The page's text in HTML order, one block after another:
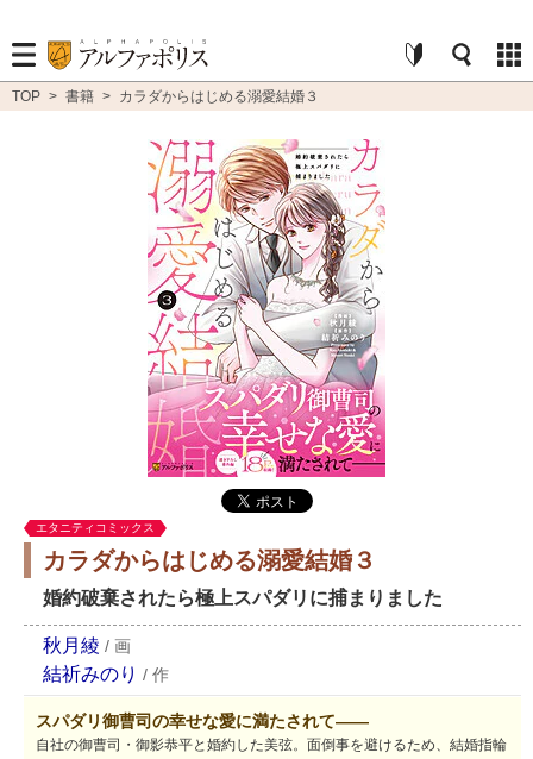
TOP > 書籍 > カラダからはじめる溺愛結婚３
エタニティコミックス
カラダからはじめる溺愛結婚３
婚約破棄されたら極上スパダリに捕まりました
秋月綾 / 画
結祈みのり / 作
スパダリ御曹司の幸せな愛に満たされて――
自社の御曹司・御影恭平と婚約した美弦。面倒事を避けるため、結婚指輪